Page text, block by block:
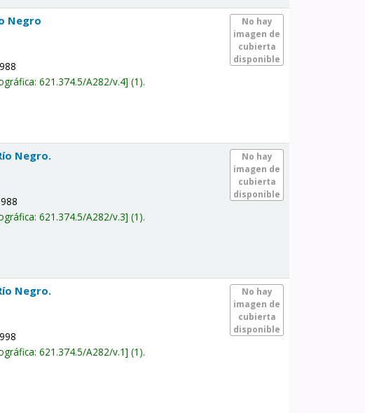
No hay
imagen de
cubierta
disponible
Negro
621.374.5/A282/v.4 (1).
No hay
imagen de
cubierta
disponible
Negro.
621.374.5/A282/v.3 (1).
No hay
imagen de
cubierta
disponible
Negro.
621.374.5/A282/v.1 (1).